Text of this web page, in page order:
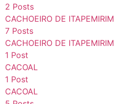
2 Posts
CACHOEIRO DE ITAPEMIRIM
7 Posts
CACHOEIRO DE ITAPEMIRIM
1 Post
CACOAL
1 Post
CACOAL